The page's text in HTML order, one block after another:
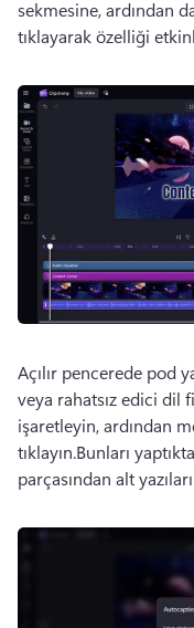
sekmesine, ardından
tıklayarak özelliği
Açılır pencerede pod
veya rahatsız edici dil
işaretleyin, ardından
tıklayın.Bunları
parçasından alt